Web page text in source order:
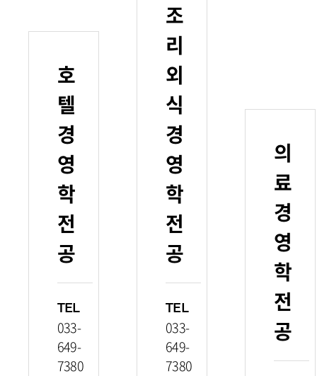
호
텔
경
영
학
전
공
TEL
033-
649-
7380
조
리
외
식
경
영
학
전
공
TEL
033-
649-
7380
의
료
경
영
학
전
공